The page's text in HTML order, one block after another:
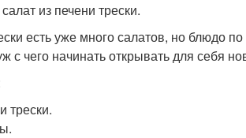
из печени трески.
есть уже много салатов, но блюдо
с чего начинать открывать для себя
трески.